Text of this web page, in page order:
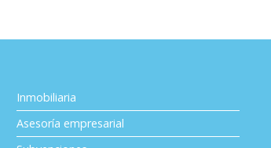
Inmobiliaria
Asesoría empresarial